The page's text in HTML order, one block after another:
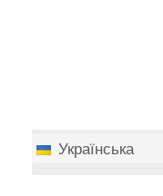
Українська